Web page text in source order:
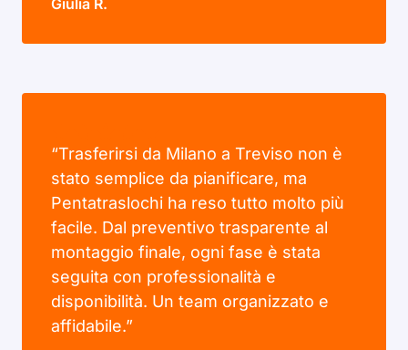
Giulia R.
“Trasferirsi da Milano a Treviso non è
stato semplice da pianificare, ma
Pentatraslochi ha reso tutto molto più
facile. Dal preventivo trasparente al
montaggio finale, ogni fase è stata
seguita con professionalità e
disponibilità. Un team organizzato e
affidabile.”